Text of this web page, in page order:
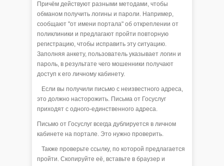
Причём действуют разными методами, чтобы
обманом получить логины и пароли. Например,
сообщают "от имени портала" об откреплении от
поликлиники и предлагают пройти повторную
регистрацию, чтобы исправить эту ситуацию.
Заполняя анкету, пользователь указывает логин и
пароль, в результате чего мошенники получают
доступ к его личному кабинету.
Если вы получили письмо с неизвестного адреса,
это должно насторожить. Письма от Госуслуг
приходят с одного-единственного адреса.
Письмо от Госуслуг всегда дублируется в личном
кабинете на портале. Это нужно проверить.
Также проверьте ссылку, по которой предлагается
пройти. Скопируйте её, вставьте в браузер и